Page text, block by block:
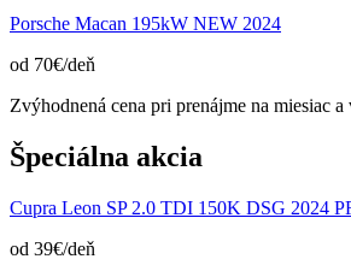
Porsche Macan 195kW NEW 2024
od 70€/deň
Zvýhodnená cena pri prenájme na miesiac a
Špeciálna akcia
Cupra Leon SP 2.0 TDI 150K DSG 2024
od 39€/deň